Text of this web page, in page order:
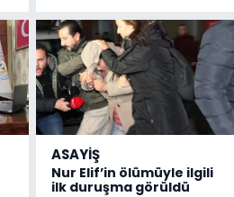
ASAYİŞ
Nur Elif’in ölümüyle ilgili
ilk duruşma görüldü